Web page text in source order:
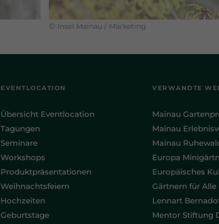
© Insel Mainau / Marketing
EVENTLOCATION
Übersicht Eventlocation
Tagungen
Seminare
Workshops
Produktpräsentationen
Weihnachtsfeiern
Hochzeiten
Geburtstage
VERWANDTE
Mainau
Mainau
Mainau
Europa
Europäisches
Gärtnern für Alle
Lennart
Mentor Stiftung